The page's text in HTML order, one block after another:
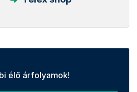
élő árfolyamok!